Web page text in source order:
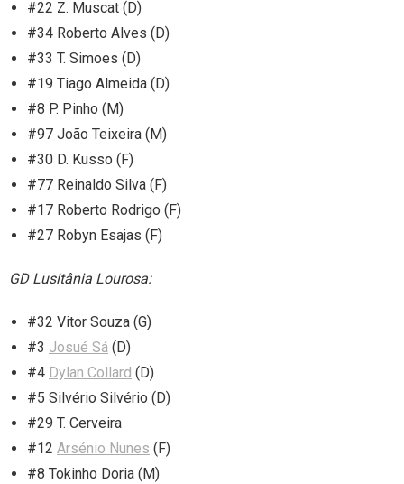
#22 Z. Muscat (D)
#34 Roberto Alves (D)
#33 T. Simoes (D)
#19 Tiago Almeida (D)
#8 P. Pinho (M)
#97 João Teixeira (M)
#30 D. Kusso (F)
#77 Reinaldo Silva (F)
#17 Roberto Rodrigo (F)
#27 Robyn Esajas (F)
GD Lusitânia Lourosa:
#32 Vitor Souza (G)
#3 Josué Sá (D)
#4 Dylan Collard (D)
#5 Silvério Silvério (D)
#29 T. Cerveira
#12 Arsénio Nunes (F)
#8 Tokinho Doria (M)